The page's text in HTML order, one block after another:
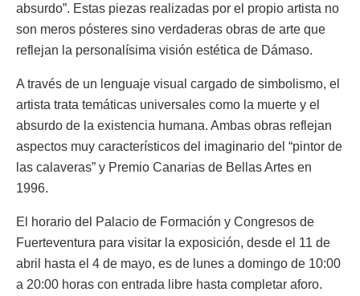
absurdo”. Estas piezas realizadas por el propio artista no
son meros pósteres sino verdaderas obras de arte que
reflejan la personalísima visión estética de Dámaso.
A través de un lenguaje visual cargado de simbolismo, el
artista trata temáticas universales como la muerte y el
absurdo de la existencia humana. Ambas obras reflejan
aspectos muy característicos del imaginario del “pintor de
las calaveras” y Premio Canarias de Bellas Artes en
1996.
El horario del Palacio de Formación y Congresos de
Fuerteventura para visitar la exposición, desde el 11 de
abril hasta el 4 de mayo, es de lunes a domingo de 10:00
a 20:00 horas con entrada libre hasta completar aforo.